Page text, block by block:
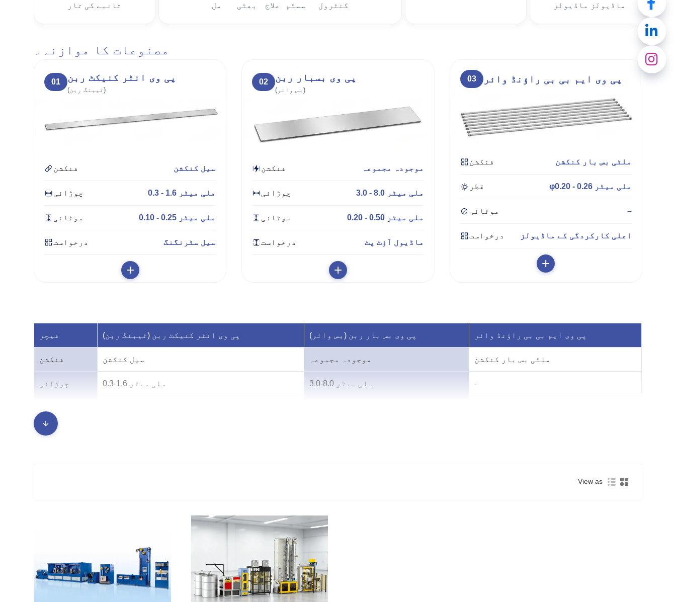
تانبے کی تار
مل
بھٹی
علاج
سسٹم
کنٹرول
ماڈیولز
ماڈیولز
مصنوعات کا موازنہ۔
01 پی وی انٹر کنیکٹ ربن
(ٹیبنگ ربن)
فنکشن سیل کنکشن
چوڑائی 0.3 - 1.6 ملی میٹر
موٹائی 0.10 - 0.25 ملی میٹر
درخواست سیل سٹرنگنگ
+
02 پی وی بسبار ربن
(بس وائر)
فنکشن موجودہ مجموعہ
چوڑائی 3.0 - 8.0 ملی میٹر
موٹائی 0.20 - 0.50 ملی میٹر
درخواست ماڈیول آؤٹ پٹ
+
03 پی وی ایم بی بی راؤنڈ وائر
فنکشن ملٹی بس بار کنکشن
قطر φ0.20 - 0.26 ملی میٹر
موٹائی –
درخواست اعلی کارکردگی کے ماڈیولز
+
فیچر پی وی انٹر کنیکٹ ربن (ٹیبنگ ربن) پی وی بس بار ربن (بس وائر) پی وی ایم بی بی راؤنڈ وائر
فنکشن سیل کنکشن موجودہ مجموعہ ملٹی بس بار کنکشن
چوڑائی 0.3-1.6 ملی میٹر 3.0-8.0 ملی میٹر -
قطر
TOPcon ماڈیولز
ایچ جے ٹی ماڈیولز
View as